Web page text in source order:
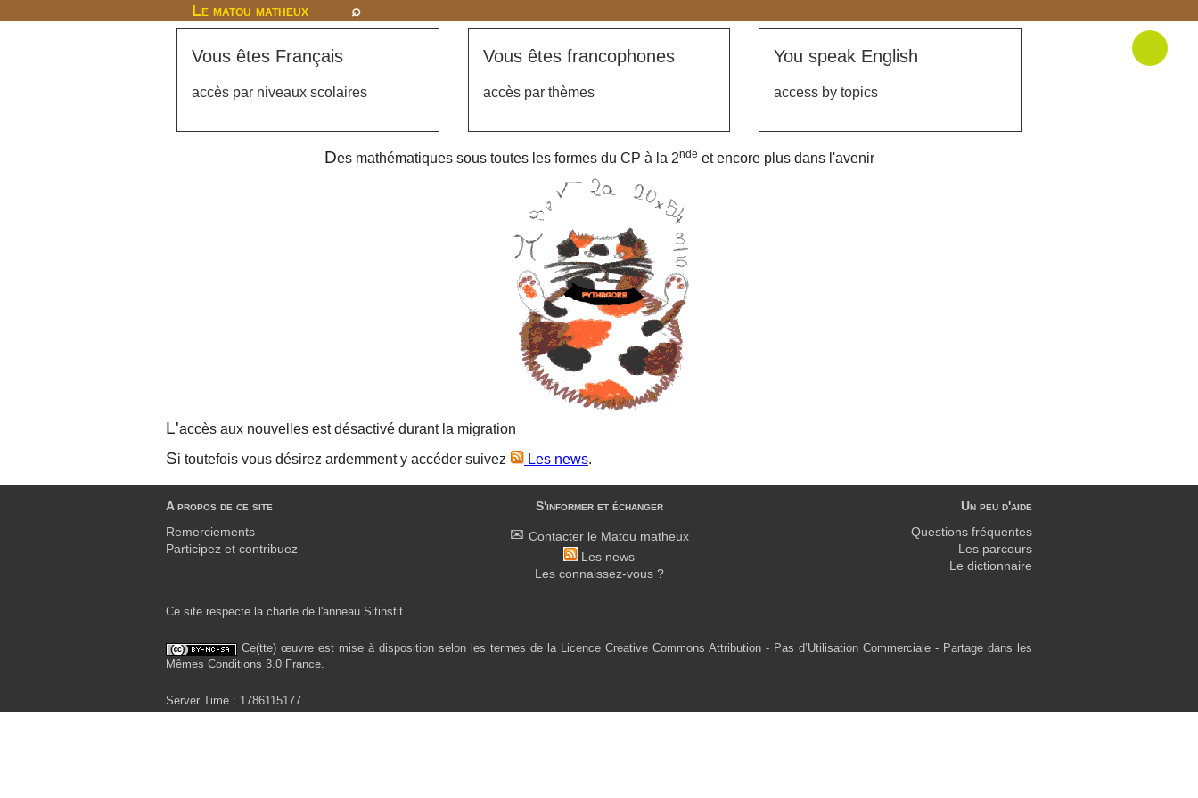
Le matou matheux ⌕
Vous êtes Français
accès par niveaux scolaires
Vous êtes francophones
accès par thèmes
You speak English
access by topics
Des mathématiques sous toutes les formes du CP à la 2nde et encore plus dans l'avenir
L'accès aux nouvelles est désactivé durant la migration
Si toutefois vous désirez ardemment y accéder suivez Les news.
A propos de ce site
Remerciements
Participez et contribuez
S'informer et échanger
Contacter le Matou matheux
Les news
Les connaissez-vous ?
Un peu d'aide
Questions fréquentes
Les parcours
Le dictionnaire
Ce site respecte la charte de l'anneau Sitinstit.
Ce(tte) œuvre est mise à disposition selon les termes de la Licence Creative Commons Attribution - Pas d’Utilisation Commerciale - Partage dans les
Mêmes Conditions 3.0 France.
Server Time : 1786115177